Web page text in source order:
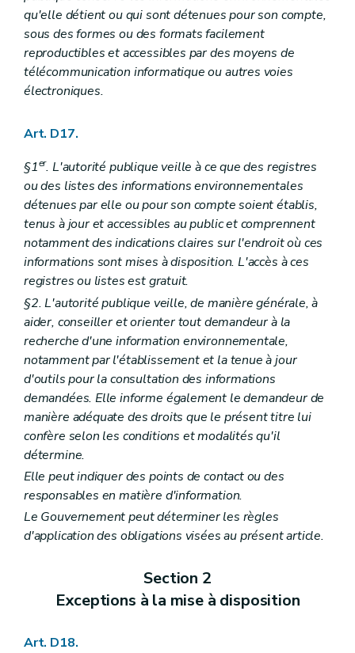
qu'elle détient ou qui sont détenues pour son compte,
sous des formes ou des formats facilement
reproductibles et accessibles par des moyens de
télécommunication informatique ou autres voies
électroniques.
Art. D17.
§1er. L'autorité publique veille à ce que des registres
ou des listes des informations environnementales
détenues par elle ou pour son compte soient établis,
tenus à jour et accessibles au public et comprennent
notamment des indications claires sur l'endroit où ces
informations sont mises à disposition. L'accès à ces
registres ou listes est gratuit.
§2. L'autorité publique veille, de manière générale, à
aider, conseiller et orienter tout demandeur à la
recherche d'une information environnementale,
notamment par l'établissement et la tenue à jour
d'outils pour la consultation des informations
demandées. Elle informe également le demandeur de
manière adéquate des droits que le présent titre lui
confère selon les conditions et modalités qu'il
détermine.
Elle peut indiquer des points de contact ou des
responsables en matière d'information.
Le Gouvernement peut déterminer les règles
d'application des obligations visées au présent article.
Section 2
Exceptions à la mise à disposition
Art. D18.